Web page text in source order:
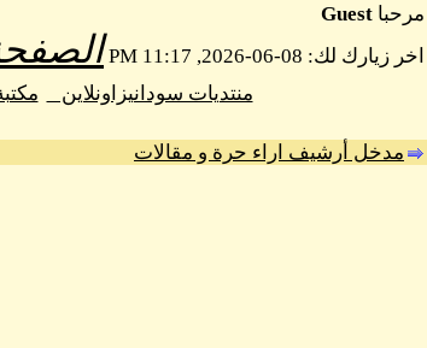
مرحبا Guest
اخر زيارك لك: 08-06-2026, 11:17 PM
منتديات سودانيزاونلاين
مدخل أرشيف اراء حرة و مقالات